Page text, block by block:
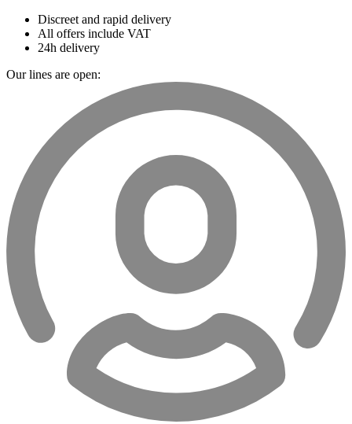
Discreet and rapid delivery
All offers include VAT
24h delivery
Our lines are open: